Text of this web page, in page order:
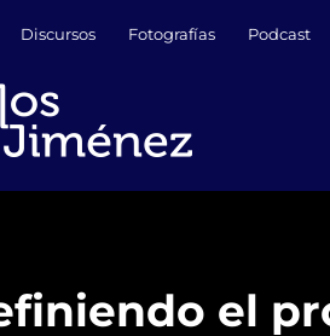
Discursos Fotografías Podcast
el